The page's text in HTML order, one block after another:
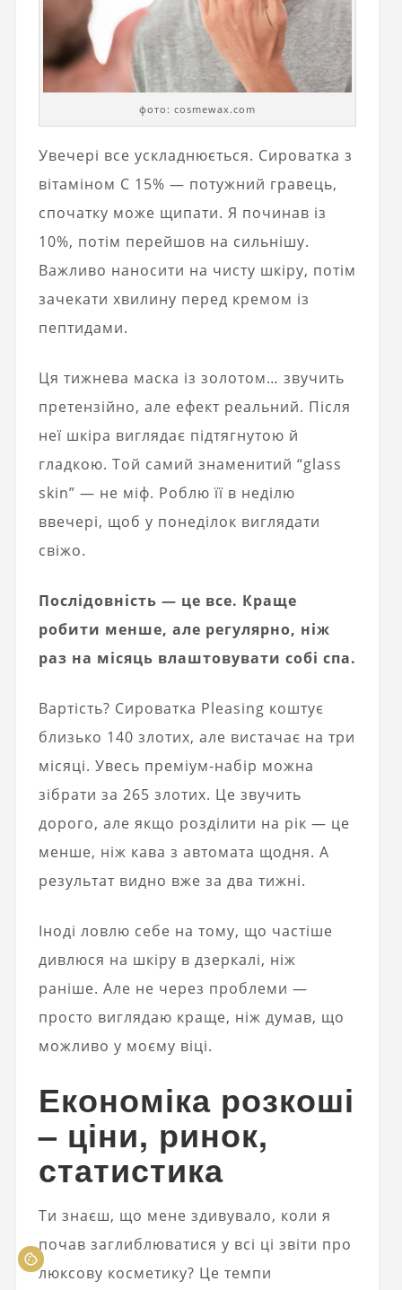
фото: cosmewax.com
Увечері все ускладнюється. Сироватка з
вітаміном C 15% — потужний гравець,
спочатку може щипати. Я починав із
10%, потім перейшов на сильнішу.
Важливо наносити на чисту шкіру, потім
зачекати хвилину перед кремом із
пептидами.
Ця тижнева маска із золотом… звучить
претензійно, але ефект реальний. Після
неї шкіра виглядає підтягнутою й
гладкою. Той самий знаменитий “glass
skin” — не міф. Роблю її в неділю
ввечері, щоб у понеділок виглядати
свіжо.
Послідовність — це все. Краще
робити менше, але регулярно, ніж
раз на місяць влаштовувати собі спа.
Вартість? Сироватка Pleasing коштує
близько 140 злотих, але вистачає на три
місяці. Увесь преміум-набір можна
зібрати за 265 злотих. Це звучить
дорого, але якщо розділити на рік — це
менше, ніж кава з автомата щодня. А
результат видно вже за два тижні.
Іноді ловлю себе на тому, що частіше
дивлюся на шкіру в дзеркалі, ніж
раніше. Але не через проблеми —
просто виглядаю краще, ніж думав, що
можливо у моєму віці.
Економіка розкоші
– ціни, ринок,
статистика
Ти знаєш, що мене здивувало, коли я
почав заглиблюватися у всі ці звіти про
люксову косметику? Це темпи